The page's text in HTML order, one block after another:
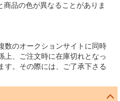
品の色が異なることがありま
数のオークションサイトに同時
上、ご注文時に在庫切れとなっ
す。その際には、ご了承下さる